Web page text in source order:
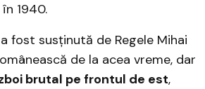
1940.
fost susținută de Regele Mihai
de la acea vreme, dar
brutal pe frontul de est,